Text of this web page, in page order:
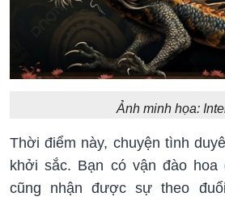
Ảnh minh họa:
Thời điểm này, chuyện tình
khởi sắc. Bạn có vận đào
cũng nhận được sự theo